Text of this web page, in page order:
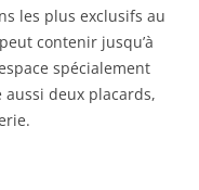
les plus exclusifs au
contenir jusqu’à
spécialement
deux placards,